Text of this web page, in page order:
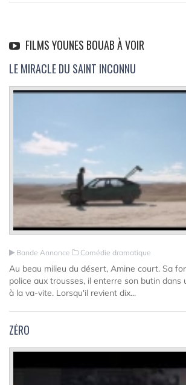
FILMS YOUNES BOUAB À VOIR
LE MIRACLE DU SAINT INCONNU
Bande Annonce Comédie dramatique
Au beau milieu du désert, Amine court. Sa
police aux trousses, il enterre son butin dans
à la va-vite. Lorsqu'il revient dix...
ZÉRO